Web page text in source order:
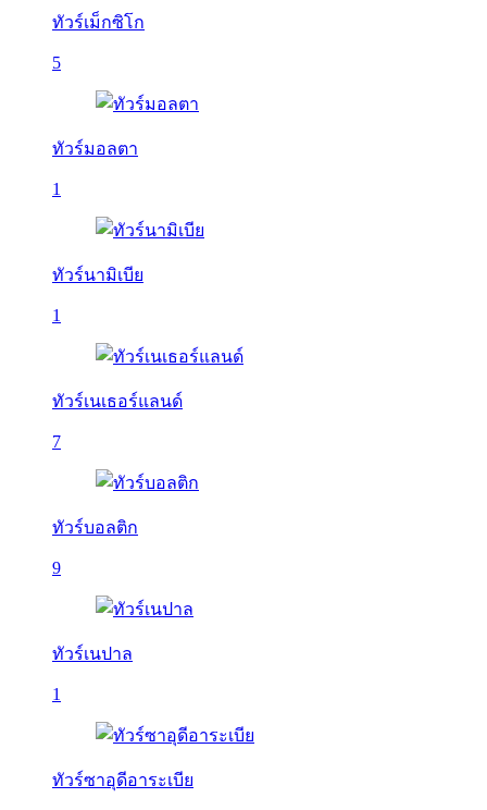
ทัวร์เม็กซิโก
5
ทัวร์มอลตา
1
ทัวร์นามิเบีย
1
ทัวร์เนเธอร์แลนด์
7
ทัวร์บอลติก
9
ทัวร์เนปาล
1
ทัวร์ซาอุดีอาระเบีย